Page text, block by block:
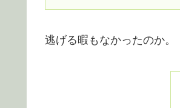
逃げる暇もなかったのか。